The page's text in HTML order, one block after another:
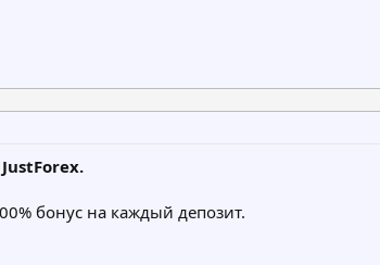
бонус на каждый депозит.